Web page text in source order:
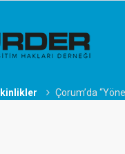
Çorum’da